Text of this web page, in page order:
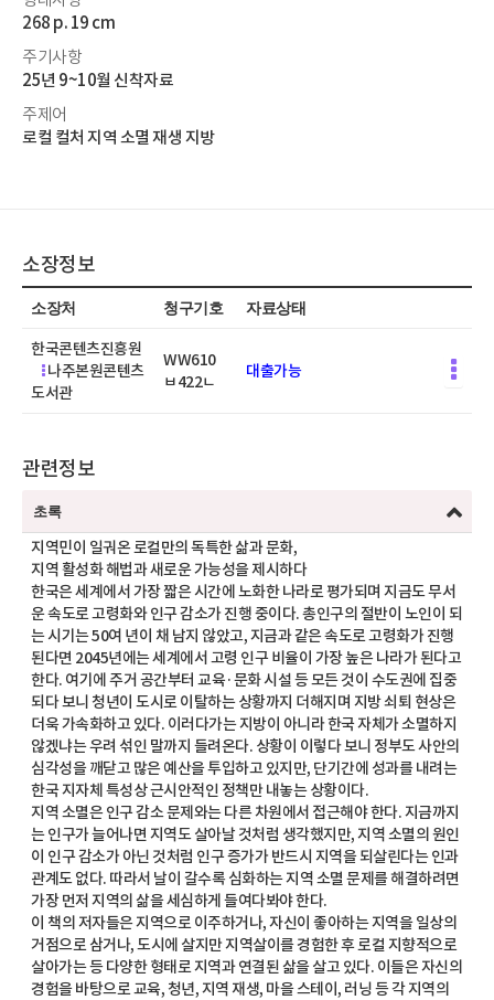
268 p. 19 cm
주기사항
25년 9~10월 신착자료
주제어
로컬 컬처 지역 소멸 재생 지방
소장정보
소장처 청구기호 자료상태
한국콘텐츠진흥원
나주본원콘텐츠
도서관
WW610
ㅂ422ㄴ
대출가능
관련정보
초록
지역민이 일궈온 로컬만의 독특한 삶과 문화,
지역 활성화 해법과 새로운 가능성을 제시하다
한국은 세계에서 가장 짧은 시간에 노화한 나라로 평가되며 지금도 무서
운 속도로 고령화와 인구 감소가 진행 중이다. 총인구의 절반이 노인이 되
는 시기는 50여 년이 채 남지 않았고, 지금과 같은 속도로 고령화가 진행
된다면 2045년에는 세계에서 고령 인구 비율이 가장 높은 나라가 된다고
한다. 여기에 주거 공간부터 교육·문화 시설 등 모든 것이 수도권에 집중
되다 보니 청년이 도시로 이탈하는 상황까지 더해지며 지방 쇠퇴 현상은
더욱 가속화하고 있다. 이러다가는 지방이 아니라 한국 자체가 소멸하지
않겠냐는 우려 섞인 말까지 들려온다. 상황이 이렇다 보니 정부도 사안의
심각성을 깨닫고 많은 예산을 투입하고 있지만, 단기간에 성과를 내려는
한국 지자체 특성상 근시안적인 정책만 내놓는 상황이다.
지역 소멸은 인구 감소 문제와는 다른 차원에서 접근해야 한다. 지금까지
는 인구가 늘어나면 지역도 살아날 것처럼 생각했지만, 지역 소멸의 원인
이 인구 감소가 아닌 것처럼 인구 증가가 반드시 지역을 되살린다는 인과
관계도 없다. 따라서 날이 갈수록 심화하는 지역 소멸 문제를 해결하려면
가장 먼저 지역의 삶을 세심하게 들여다봐야 한다.
이 책의 저자들은 지역으로 이주하거나, 자신이 좋아하는 지역을 일상의
거점으로 삼거나, 도시에 살지만 지역살이를 경험한 후 로컬 지향적으로
살아가는 등 다양한 형태로 지역과 연결된 삶을 살고 있다. 이들은 자신의
경험을 바탕으로 교육, 청년, 지역 재생, 마을 스테이, 러닝 등 각 지역의